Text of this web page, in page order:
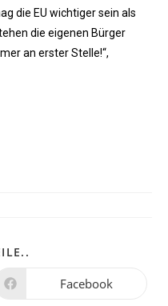
die EU wichtiger sein als
die eigenen Bürger
an erster Stelle!“,
Facebook